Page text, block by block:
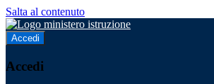
Salta al contenuto
Accedi
Accedi